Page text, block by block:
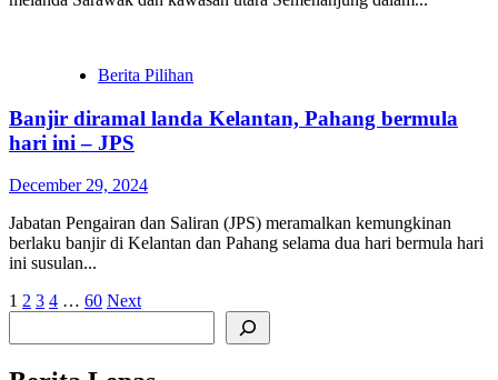
Berita Pilihan
Banjir diramal landa Kelantan, Pahang bermula
hari ini – JPS
December 29, 2024
Jabatan Pengairan dan Saliran (JPS) meramalkan kemungkinan
berlaku banjir di Kelantan dan Pahang selama dua hari bermula hari
ini susulan...
Posts
1 2 3 4 … 60 Next